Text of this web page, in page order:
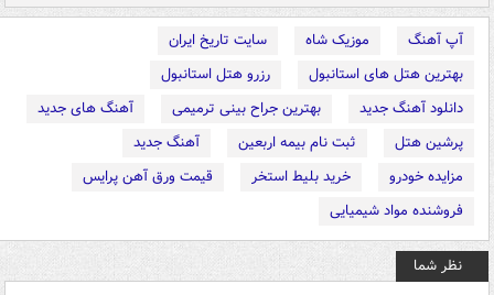
آپ آهنگ موزیک شاه
سایت تاریخ ایران
بهترین هتل های استانبول
رزرو هتل استانبول
دانلود آهنگ جدید
بهترین جراح بینی ترمیمی
آهنگ های جدید
پرشین هتل
ثبت نام بیمه اربعین
آهنگ جدید
مزایده خودرو
خرید بلیط استخر
قیمت ورق آهن پرایس
فروشنده مواد شیمیایی
نظر شما